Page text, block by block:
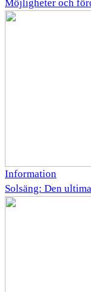
Möjligheter och
Information
Solsäng: Den